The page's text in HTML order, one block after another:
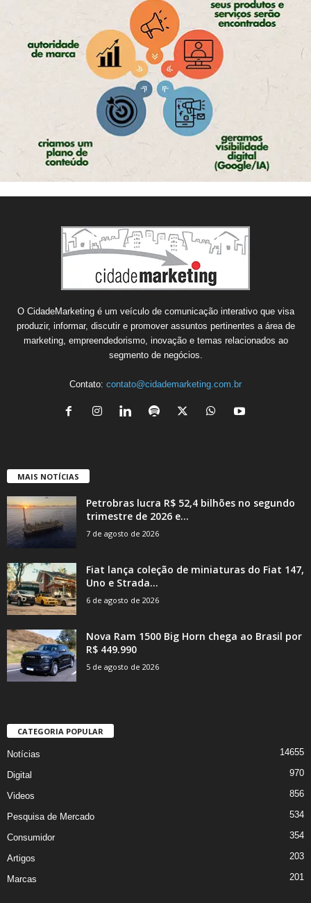
O CidadeMarketing é um veículo de comunicação interativo que visa
produzir, informar, discutir e promover assuntos pertinentes a área de
marketing, empreendedorismo, inovação e temas relacionados ao
segmento de negócios.
Contato: contato@cidademarketing.com.br
MAIS NOTÍCIAS
Petrobras lucra R$ 52,4 bilhões no segundo
trimestre de 2026 e...
7 de agosto de 2026
Fiat lança coleção de miniaturas do Fiat 147,
Uno e Strada...
6 de agosto de 2026
Nova Ram 1500 Big Horn chega ao Brasil por
R$ 449.990
5 de agosto de 2026
CATEGORIA POPULAR
Notícias 14655
Digital 970
Videos 856
Pesquisa de Mercado 534
Consumidor 354
Artigos 203
Marcas 201